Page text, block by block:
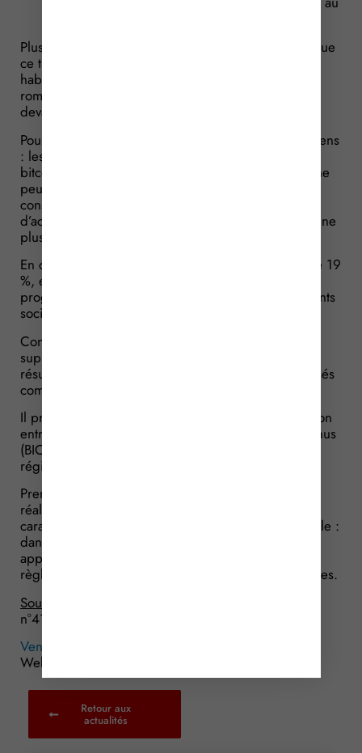
Plusieurs particuliers ont saisi le juge, considérant que
ce traitement fiscal, qu’il soit question d’opérations
habituelles ou d’opérations occasionnelles, venait
rompre le principe d’égalité devant la loi fiscale et
devant les charges publiques.
Pour eux, il existe, juridiquement, 2 catégorie de biens
: les biens meubles et les biens immeubles. Les
bitcoins n’étant visiblement pas des immeubles, ils ne
peuvent être que des biens meubles : en
conséquence, le gain réalisé lors d’une opération
d’achat-revente doit être traité fiscalement, comme une
plus-value sur biens meubles.
En clair, la taxation doit se faire au taux forfaitaire de 19
%, et non pas suivant application du barème
progressif, auquel s’ajoutent toujours les prélèvements
sociaux au taux global de 17,2 %.
Convaincu par l’argumentaire développé, le juge
suprême a indiqué que, par principe, les gains
résultant de la vente de Bitcoins devaient être imposés
comme des plus-values sur biens meubles.
Il précise toutefois que lorsque l’opération de cession
entre dans le champ d’une autre catégorie de revenus
(BIC ou BNC), il sera fait application des règles
régissant cette catégorie pour le calcul de l’impôt.
Prenons l’exemple des opérations d’achat-revente
réalisées dans des conditions telles qu’elles
caractérisent l’exercice d’une profession commerciale :
dans cette hypothèse, le juge précise qu’il sera fait
application des règles propres aux BIC et non des
règles qui régissent les plus-values sur biens meubles.
Source :
n°417809, 418030, 418031, 418032, 418033
Vente de Bitcoins : quelle imposition ?
WebLex – 2018
Retour aux
actualités